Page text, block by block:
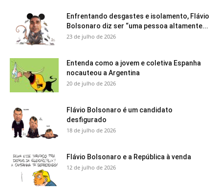
Enfrentando desgastes e isolamento, Flávio
Bolsonaro diz ser “uma pessoa altamente...
23 de julho de 2026
Entenda como a jovem e coletiva Espanha
nocauteou a Argentina
20 de julho de 2026
Flávio Bolsonaro é um candidato
desfigurado
18 de julho de 2026
Flávio Bolsonaro e a República à venda
12 de julho de 2026